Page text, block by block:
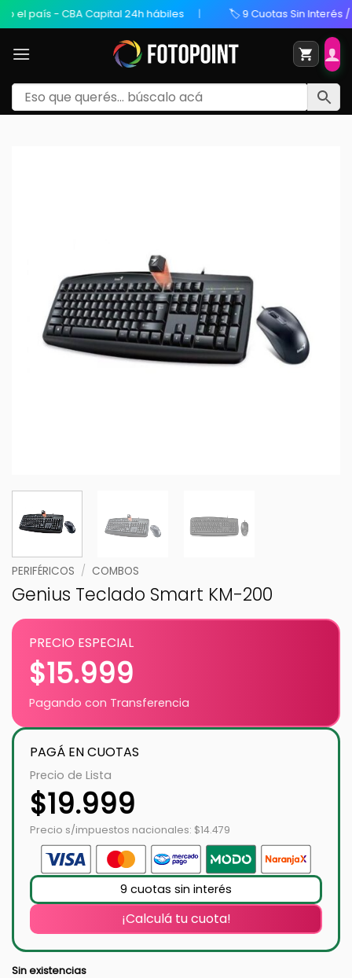
país - CBA Capital 24h hábiles 🏷️ 9 Cuotas Sin Interés /
PERIFÉRICOS / COMBOS
Genius Teclado Smart KM-200
PRECIO ESPECIAL
$15.999
Pagando con Transferencia
PAGÁ EN CUOTAS
Precio de Lista
$19.999
Precio s/impuestos nacionales: $14.479
9 cuotas sin interés
¡Calculá tu cuota!
Sin existencias